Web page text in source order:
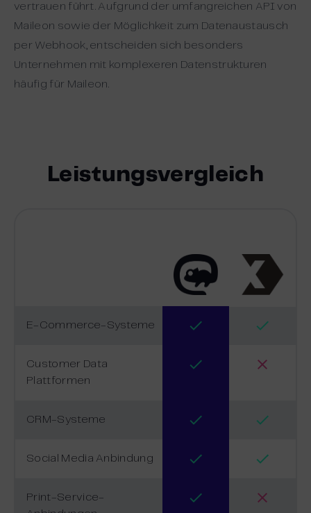
vertrauen führt. Aufgrund der umfangreichen API von
Maileon sowie der Möglichkeit zum Datenaustausch
per Webhook, entscheiden sich besonders
Unternehmen mit komplexeren Datenstrukturen
häufig für Maileon.
Leistungsvergleich
E-Commerce-Systeme
Customer Data
Plattformen
CRM-Systeme
Social Media Anbindung
Print-Service-